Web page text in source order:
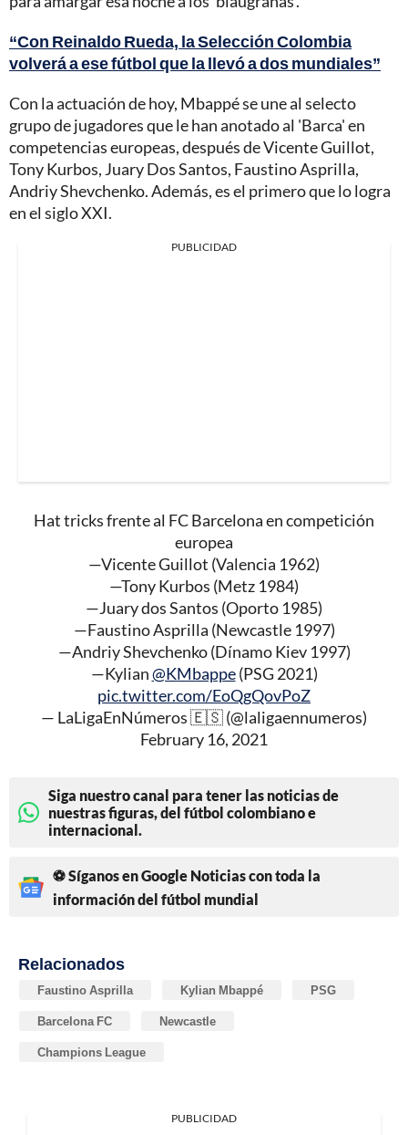
“Con Reinaldo Rueda, la Selección Colombia
volverá a ese fútbol que la llevó a dos mundiales”
Con la actuación de hoy, Mbappé se une al selecto
grupo de jugadores que le han anotado al 'Barca' en
competencias europeas, después de Vicente Guillot,
Tony Kurbos, Juary Dos Santos, Faustino Asprilla,
Andriy Shevchenko. Además, es el primero que lo logra
en el siglo XXI.
PUBLICIDAD
Hat tricks frente al FC Barcelona en competición
europea
—Vicente Guillot (Valencia 1962)
—Tony Kurbos (Metz 1984)
—Juary dos Santos (Oporto 1985)
—Faustino Asprilla (Newcastle 1997)
—Andriy Shevchenko (Dínamo Kiev 1997)
—Kylian@KMbappe(PSG 2021)
pic.twitter.com/EoQgQovPoZ
— LaLigaEnNúmeros 🇪🇸 (@laligaennumeros)
February 16, 2021
Siga nuestro canal para tener las noticias de
nuestras figuras, del fútbol colombiano e
internacional.
⚽ Síganos en Google Noticias con toda la
información del fútbol mundial
Relacionados
Faustino Asprilla Kylian Mbappé PSG
Barcelona FC Newcastle
Champions League
PUBLICIDAD